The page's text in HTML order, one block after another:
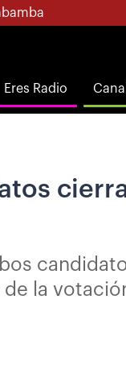
Eres Radio
la